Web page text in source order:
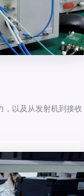
，以及从发射机到接收